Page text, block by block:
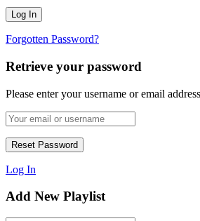
Forgotten Password?
Retrieve your password
Please enter your username or email
Log In
Add New Playlist